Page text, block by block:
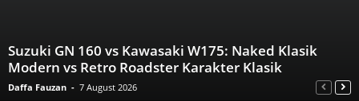
Suzuki GN 160 vs Kawasaki W175: Naked Klasik
Modern vs Retro Roadster Karakter Klasik
Daffa Fauzan - 7 August 2026